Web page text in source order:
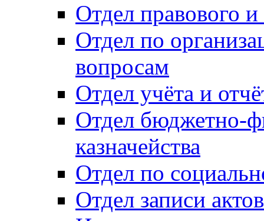
Отдел правового
Отдел по
вопросам
Отдел учёта и
Отдел бюджетно-
казначейства
Отдел по
Отдел записи